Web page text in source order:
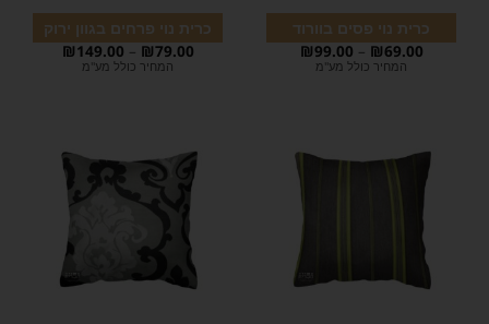
כרית נוי פסים בוורוד
₪69.00
–
₪99.00
המחיר כולל מע"מ
כרית נוי פרחים בגוון ירוק
₪79.00
–
₪149.00
המחיר כולל מע"מ